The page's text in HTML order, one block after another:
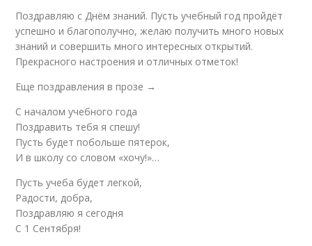
Поздравляю с Днём знаний. Пусть учебный год пройдёт
успешно и благополучно, желаю получить много новых
знаний и совершить много интересных открытий.
Прекрасного настроения и отличных отметок!
Еще поздравления в прозе →
С началом учебного года
Поздравить тебя я спешу!
Пусть будет побольше пятерок,
И в школу со словом «хочу!»…
Пусть учеба будет легкой,
Радости, добра,
Поздравляю я сегодня
С 1 Сентября!